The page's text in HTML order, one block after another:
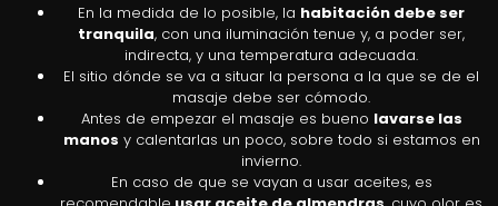
En la medida de lo posible, la habitación debe ser
tranquila, con una iluminación tenue y, a poder ser,
indirecta, y una temperatura adecuada.
El sitio dónde se va a situar la persona a la que se de el
masaje debe ser cómodo.
Antes de empezar el masaje es bueno lavarse las
manos y calentarlas un poco, sobre todo si estamos en
invierno.
En caso de que se vayan a usar aceites, es